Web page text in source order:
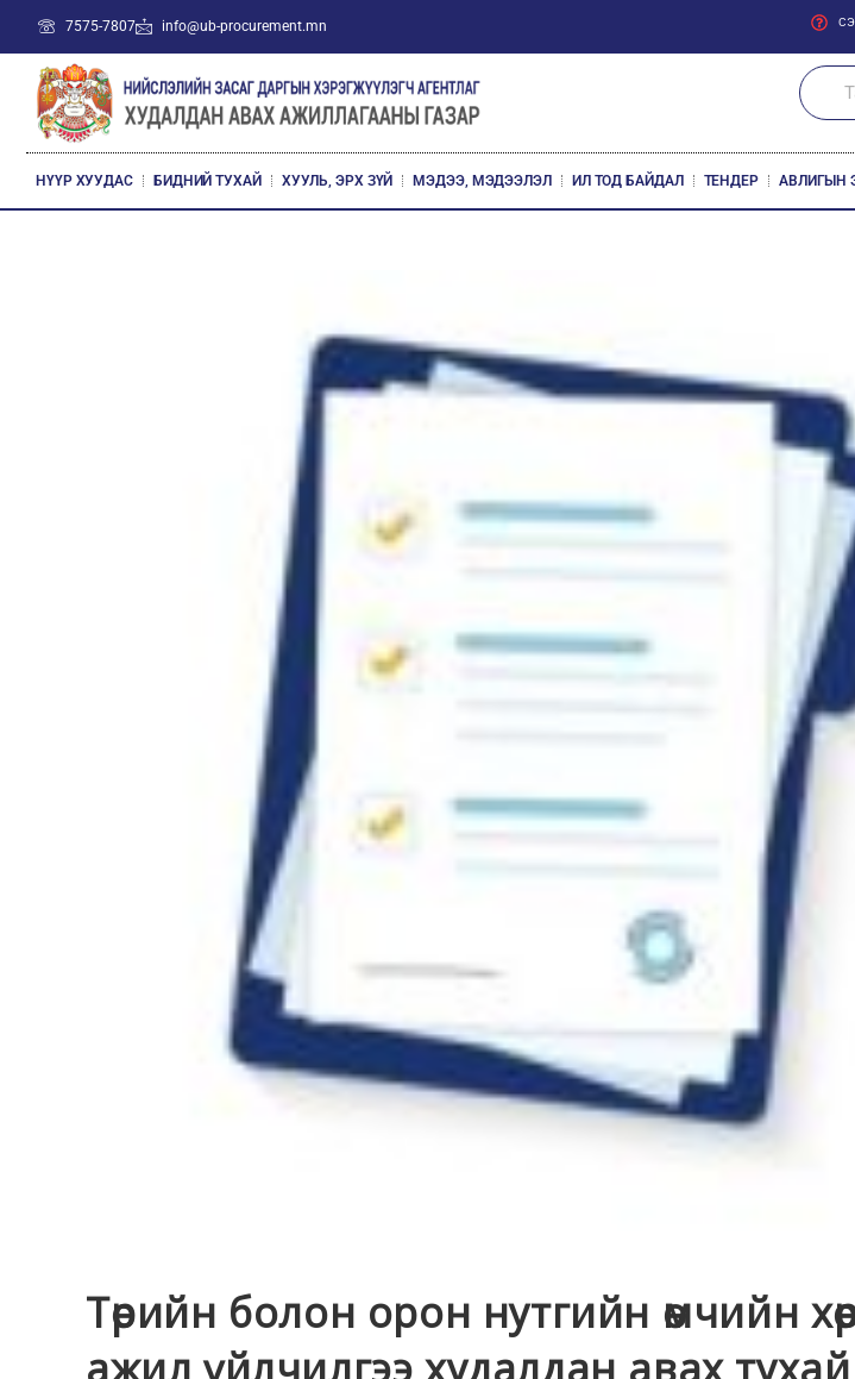
7575-7807 info@ub-procurement.mn
НҮҮР ХУУДАС БИДНИЙ ТУХАЙ ХУУЛЬ, ЭРХ ЗҮЙ МЭДЭЭ, МЭДЭЭЛЭЛ ИЛ ТОД БАЙДАЛ ТЕНДЕР АВЛИГЫН
Төрийн болон орон нутгийн өмчийн
ажил үйлчилгээ худалдан авах